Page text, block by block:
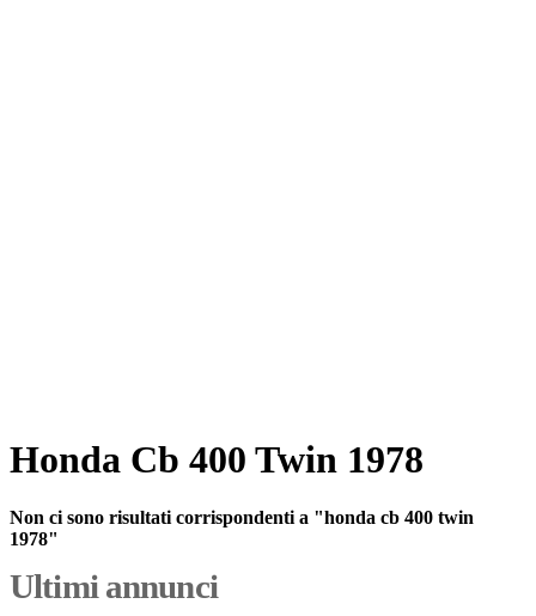
Honda Cb 400 Twin 1978
Non ci sono risultati corrispondenti a "honda cb 400 twin
1978"
Ultimi annunci